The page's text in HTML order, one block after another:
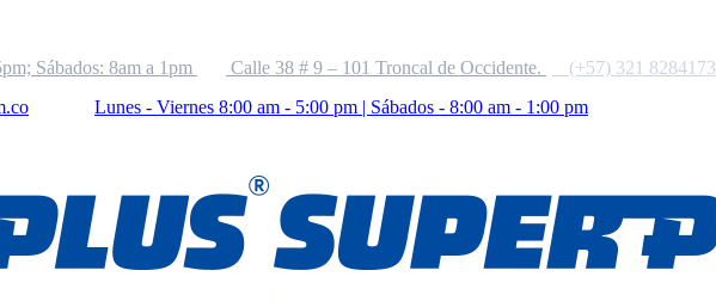
Sábados: 8am a 1pm Calle 38 # 9 – 101 Troncal de Occidente. (+57) 321 8284173
Lunes - Viernes 8:00 am - 5:00 pm | Sábados - 8:00 am - 1:00 pm